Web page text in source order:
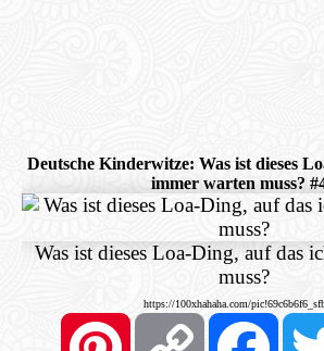
Deutsche Kinderwitze: Was ist dieses
immer warten muss?
Was ist dieses Loa-Ding, auf das
muss?
https://100xhahaha.com/
Pinterest Copy
Link